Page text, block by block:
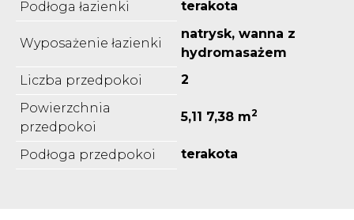
Podłoga łazienki terakota
Wyposażenie łazienki
natrysk, wanna z
hydromasażem
Liczba przedpokoi
2
Powierzchnia
przedpokoi
5,11 7,38 m2
Podłoga przedpokoi terakota